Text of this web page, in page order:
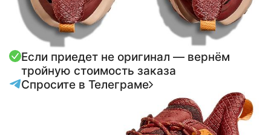
Если приедет не оригинал — вернём
тройную стоимость заказа
Спросите в Телеграме